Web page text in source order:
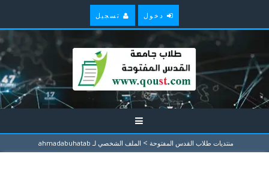
دخول تسجيل
منتديات طلاب القدس المفتوحة > الملف الشخصي لـ ahmadabuhatab